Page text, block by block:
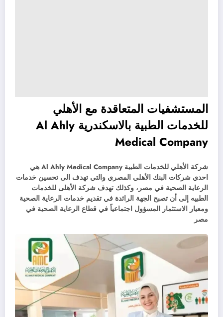
المستشفيات المتعاقدة مع الأهلي
للخدمات الطبية بالاسكندرية Al Ahly
Medical Company
شركة الأهلي للخدمات الطبية Al Ahly Medical Company هي
احدي شركات البنك الأهلي المصري والتي تهدف الى تحسين خدمات
الرعاية الصحية في مصر، وكذلك تهدف شركة الأهلى للخدمات
الطبيه إلى أن تصبح الجهة الرائدة في تقديم خدمات الرعاية الصحية
ومعيار الاستثمار المسؤول اجتماعياً في قطاع الرعاية الصحية في
مصر